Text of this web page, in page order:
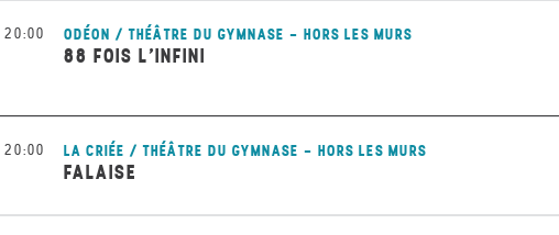
20:00 ODÉON / THÉÂTRE DU GYMNASE - HORS LES MURS
88 FOIS L’INFINI
20:00 LA CRIÉE / THÉÂTRE DU GYMNASE - HORS LES MURS
FALAISE